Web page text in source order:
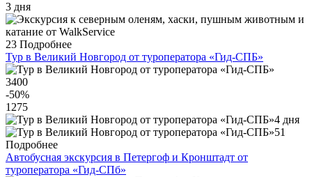
3 дня
23 Подробнее
Тур в Великий Новгород от туроператора «Гид-СПБ»
3400
-50%
1275
4 дня
51
Подробнее
Автобусная экскурсия в Петергоф и Кронштадт от
туроператора «Гид-СПб»